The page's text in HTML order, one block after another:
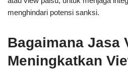
menghindari potensi sanksi.
Bagaimana Jasa
Meningkatkan